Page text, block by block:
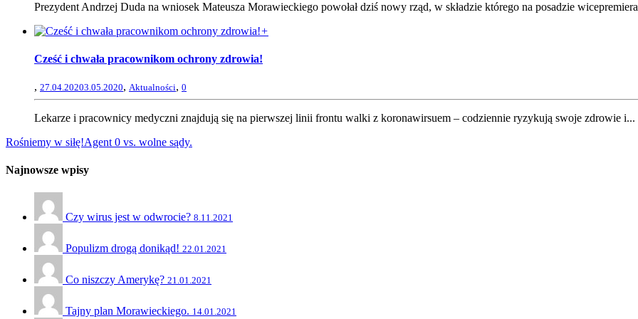
Prezydent Andrzej Duda na wniosek Mateusza Morawieckiego powołał dziś nowy rząd, w składzie którego na posadzie wicepremiera
+
Cześć i chwała pracownikom ochrony zdrowia!
, 27.04.20203.05.2020, Aktualności, 0
Lekarze i pracownicy medyczni znajdują się na pierwszej linii frontu walki z koronawirsuem – codziennie ryzykują swoje zdrowie i...
Rośniemy w siłę!Agent 0 vs. wolne sądy.
Najnowsze wpisy
Czy wirus jest w odwrocie? 8.11.2021
Populizm drogą donikąd! 22.01.2021
Co niszczy Amerykę? 21.01.2021
Tajny plan Morawieckiego. 14.01.2021